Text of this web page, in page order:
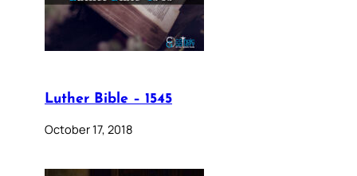
Luther Bible – 1545
October 17, 2018